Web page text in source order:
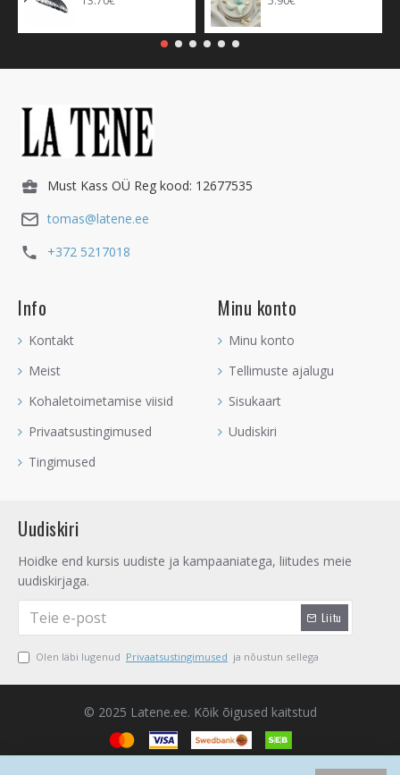
Must Kass OÜ Reg kood: 12677535
tomas@latene.ee
+372 5217018
Info
Kontakt
Meist
Kohaletoimetamise viisid
Privaatsustingimused
Tingimused
Minu konto
Minu konto
Tellimuste ajalugu
Sisukaart
Uudiskiri
Uudiskiri
Hoidke end kursis uudiste ja kampaaniatega, liitudes meie
uudiskirjaga.
Liitu
Olen läbi lugenud Privaatsustingimused ja nõustun sellega
© 2025 Latene.ee. Kõik õigused kaitstud